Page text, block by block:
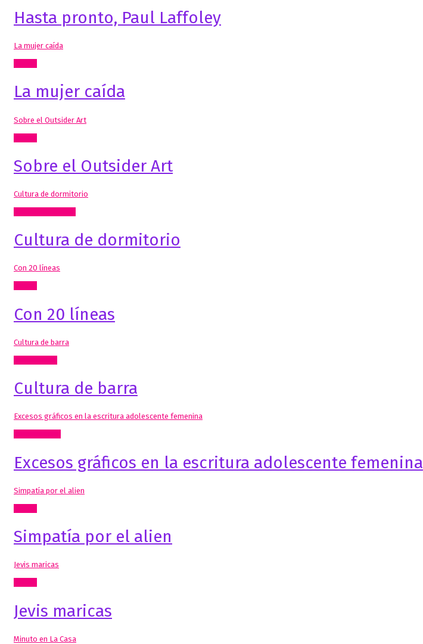
Hasta pronto, Paul Laffoley
La mujer caída
La mujer caída
Sobre el Outsider Art
Sobre el Outsider Art
Cultura de dormitorio
Cultura de dormitorio
Con 20 líneas
Con 20 líneas
Cultura de barra
Cultura de barra
Excesos gráficos en la escritura adolescente femenina
Excesos gráficos en la escritura adolescente femenina
Simpatía por el alien
Simpatía por el alien
Jevis maricas
Jevis maricas
Minuto en La Casa